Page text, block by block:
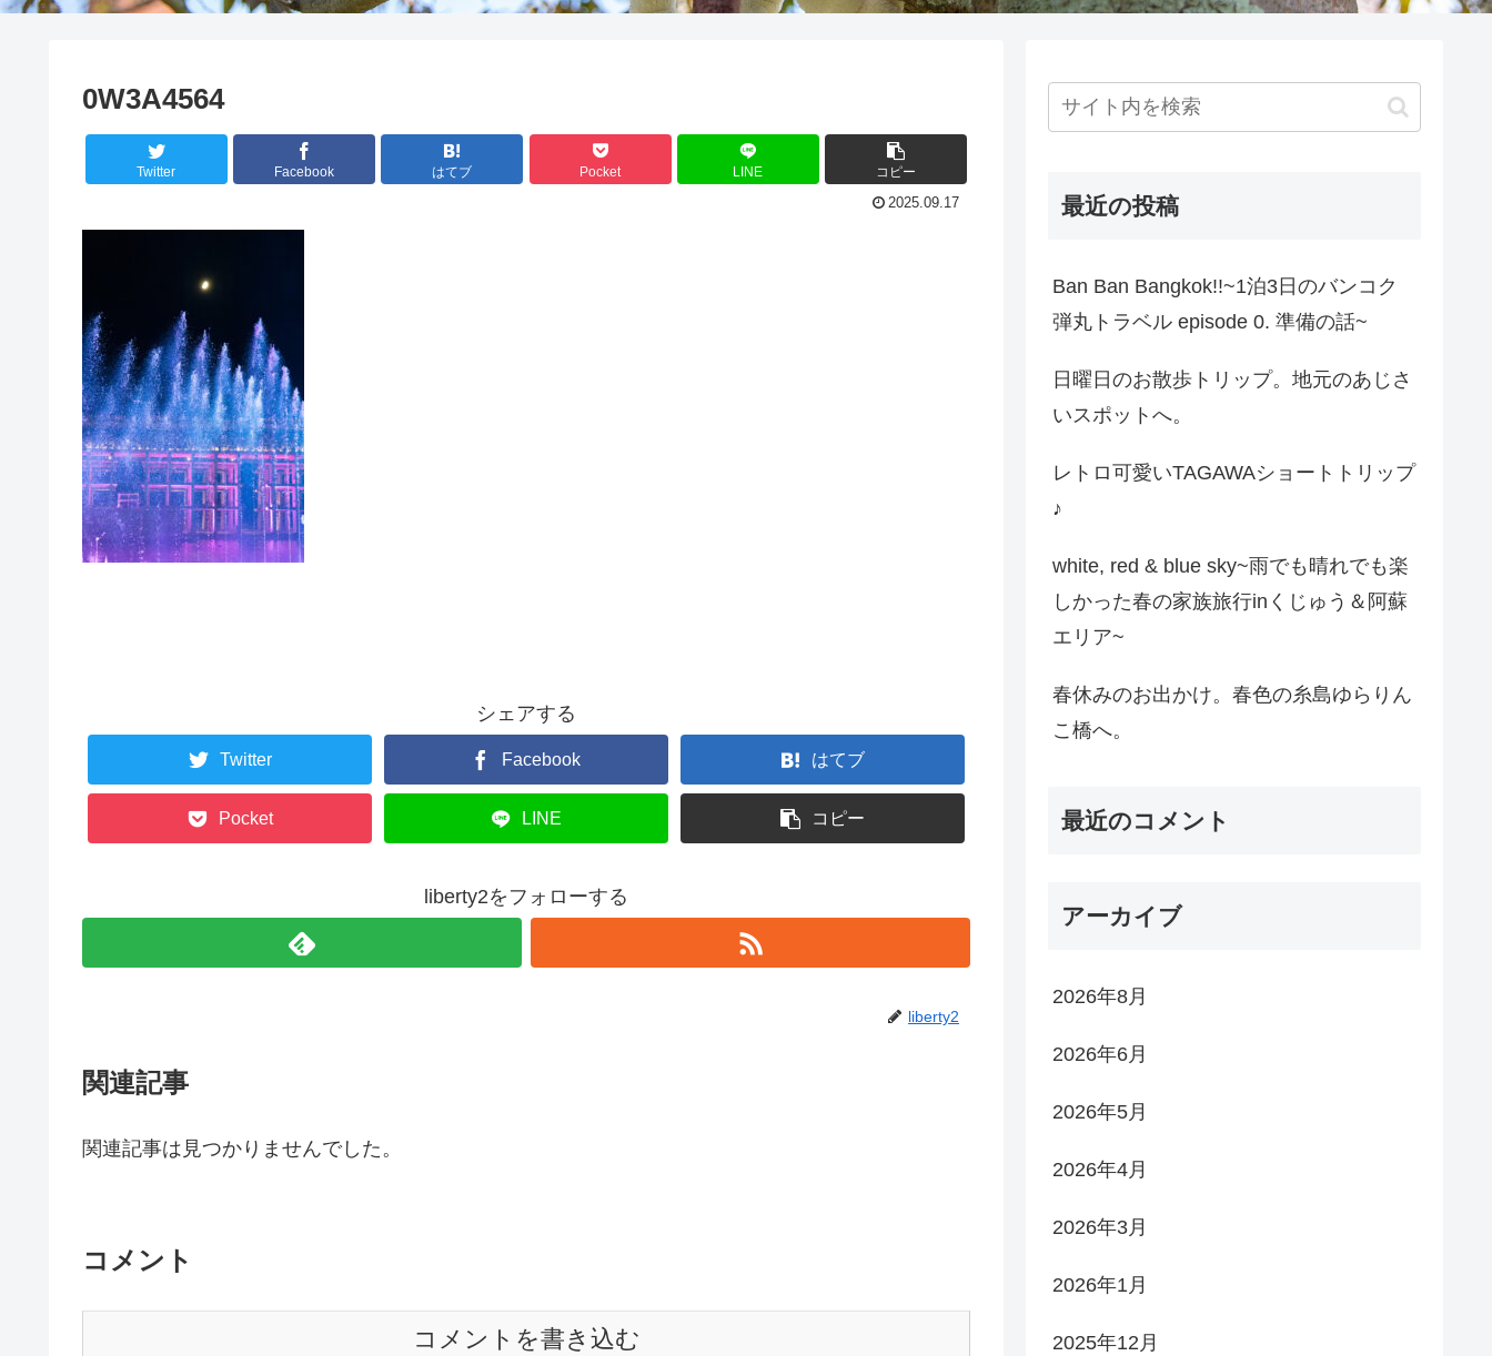
0W3A4564
Twitter Facebook はてブ Pocket LINE コピー
2025.09.17
シェアする
Twitter Facebook はてブ
Pocket LINE コピー
liberty2をフォローする
liberty2
関連記事
関連記事は見つかりませんでした。
コメント
コメントを書き込む
最近の投稿
Ban Ban Bangkok!!~1泊3日のバンコク
弾丸トラベル episode 0. 準備の話~
日曜日のお散歩トリップ。地元のあじさ
いスポットへ。
レトロ可愛いTAGAWAショートトリップ
♪
white, red & blue sky~雨でも晴れでも楽
しかった春の家族旅行inくじゅう＆阿蘇
エリア~
春休みのお出かけ。春色の糸島ゆらりん
こ橋へ。
最近のコメント
アーカイブ
2026年8月
2026年6月
2026年5月
2026年4月
2026年3月
2026年1月
2025年12月